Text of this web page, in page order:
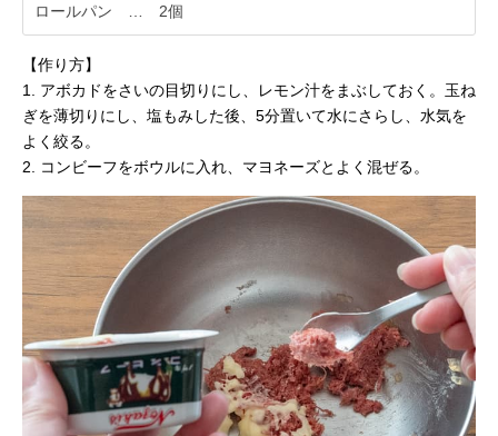
ロールパン … 2個
【作り方】
1. アボカドをさいの目切りにし、レモン汁をまぶしておく。玉ね
ぎを薄切りにし、塩もみした後、5分置いて水にさらし、水気を
よく絞る。
2. コンビーフをボウルに入れ、マヨネーズとよく混ぜる。